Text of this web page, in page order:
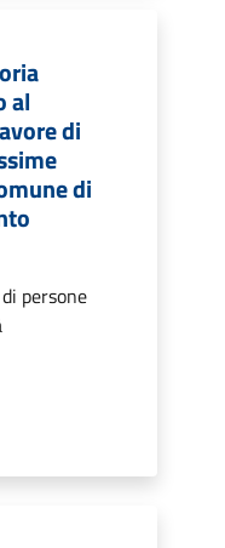
al
di
di
persone